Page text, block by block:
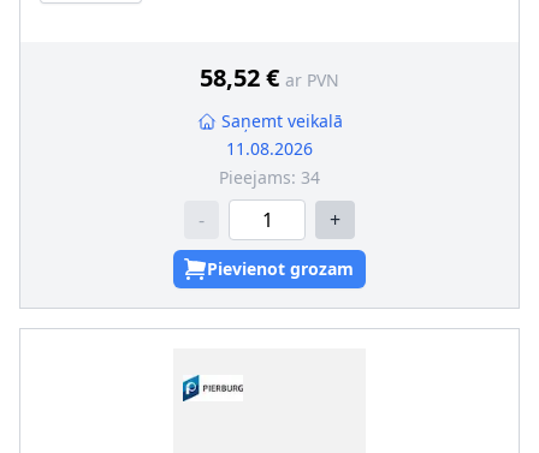
58,52 € ar PVN
Saņemt veikalā
11.08.2026
Pieejams: 34
- +
Pievienot grozam